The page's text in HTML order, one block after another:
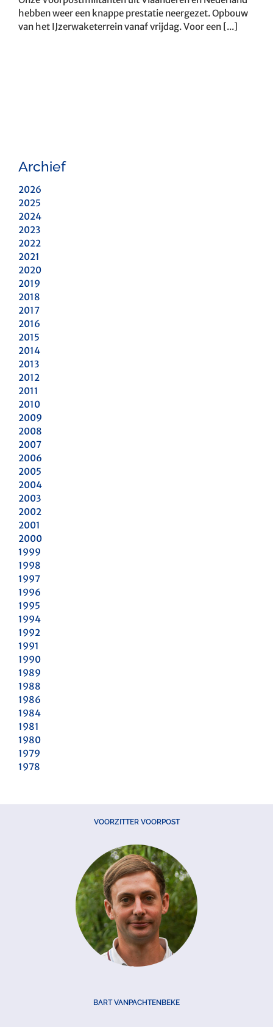
hebben weer een knappe prestatie neergezet. Opbouw
van het IJzerwaketerrein vanaf vrijdag. Voor een [...]
Archief
2026
2025
2024
2023
2022
2021
2020
2019
2018
2017
2016
2015
2014
2013
2012
2011
2010
2009
2008
2007
2006
2005
2004
2003
2002
2001
2000
1999
1998
1997
1996
1995
1994
1992
1991
1990
1989
1988
1986
1984
1981
1980
1979
1978
VOORZITTER VOORPOST
BART VANPACHTENBEKE